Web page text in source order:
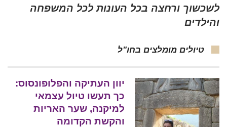
לשכשוך ורחצה בכל העונות לכל המשפחה
והילדים
טיולים מומלצים בחו"ל
יוון העתיקה והפלופונסוס:
כך תעשו טיול עצמאי
למיקנה, שער האריות
והקשת הקדומה